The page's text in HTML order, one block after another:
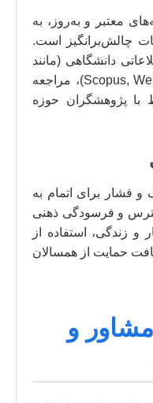
معتبر و به‌روز، به
چالش‌برانگیز است.
دانشگاهی (مانند
Scopus, Web of Science, Google Scholar)، مراجعه
با پژوهشگران حوزه
و فشار برای اتمام به
و فرسودگی ذهنی
و زندگی، استفاده از
حمایت از همسالان
و